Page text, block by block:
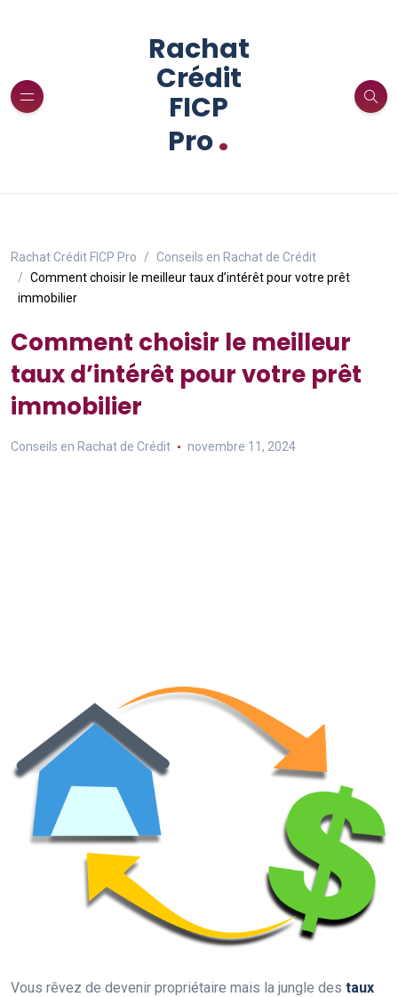
Rachat
Crédit
FICP
Pro.
Rachat Crédit FICP Pro
Conseils en Rachat de Crédit
Comment choisir le meilleur taux d’intérêt pour votre prêt
immobilier
Comment choisir le meilleur
taux d’intérêt pour votre prêt
immobilier
Conseils en Rachat de Crédit novembre 11, 2024
Vous rêvez de devenir propriétaire mais la jungle des taux